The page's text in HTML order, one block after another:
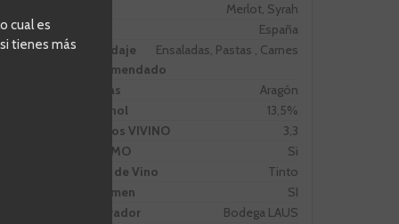
Merlot, Syrah
España
Maridaje
recomendado
Ensaladas, Pastas , Carnes
Zonas
Aragón
Alcohol
13,5%
Puntos VIVINO
3,3
PROMO
Si
Tipo de Vino
Tinto
Volumen
SI
Operador
Bodega LAUS
cual es
tienes más